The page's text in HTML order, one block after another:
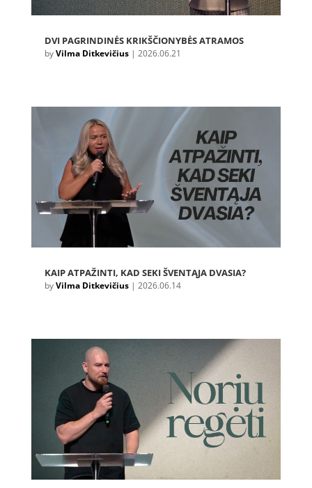
DVI PAGRINDINĖS KRIKŠČIONYBĖS ATRAMOS
byVilma Ditkevičius| 2026.06.21
KAIP ATPAŽINTI, KAD SEKI ŠVENTĄJA DVASIA?
byVilma Ditkevičius| 2026.06.14